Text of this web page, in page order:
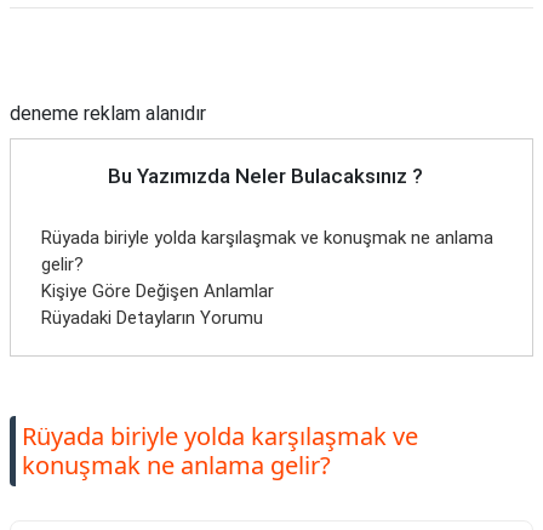
deneme reklam alanıdır
Bu Yazımızda Neler Bulacaksınız ?
Rüyada biriyle yolda karşılaşmak ve konuşmak ne anlama
gelir?
Kişiye Göre Değişen Anlamlar
Rüyadaki Detayların Yorumu
Rüyada biriyle yolda karşılaşmak ve
konuşmak ne anlama gelir?